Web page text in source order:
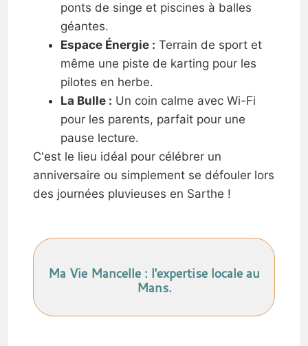
ponts de singe et piscines à balles
géantes.
Espace Énergie : Terrain de sport et
même une piste de karting pour les
pilotes en herbe.
La Bulle : Un coin calme avec Wi-Fi
pour les parents, parfait pour une
pause lecture.
C'est le lieu idéal pour célébrer un
anniversaire ou simplement se défouler lors
des journées pluvieuses en Sarthe !
Ma Vie Mancelle : l'expertise locale au
Mans.